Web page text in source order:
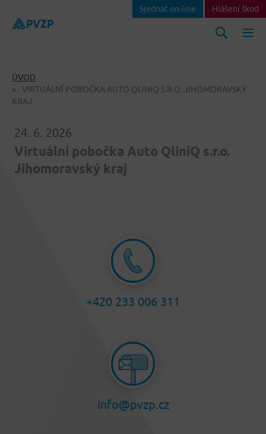
Sjednat on-line Hlášení škod
ÚVOD
VIRTUÁLNÍ POBOČKA AUTO QLINIQ S.R.O. JIHOMORAVSKÝ
KRAJ
24. 6. 2026
Virtuální pobočka Auto QliniQ s.r.o.
Jihomoravský kraj
+420 233 006 311
info@pvzp.cz